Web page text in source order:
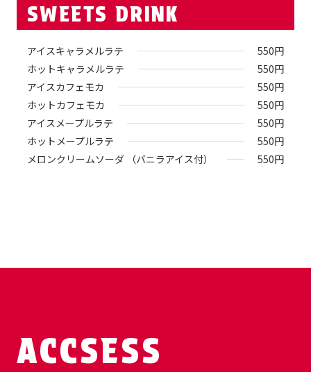
SWEETS DRINK
アイスキャラメルラテ 550円
ホットキャラメルラテ
550円
アイスカフェモカ
550円
ホットカフェモカ
550円
アイスメープルラテ
550円
ホットメープルラテ
550円
メロンクリームソーダ （バニラアイス付）
550円
ACCSESS